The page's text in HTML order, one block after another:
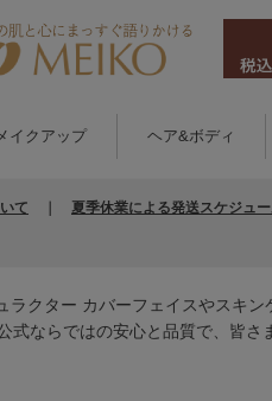
イクアップ ヘア&ボディ
て 夏季休業による発送スケジュ
ラクター カバーフェイスやスキ
式ならではの安心と品質で、皆さ